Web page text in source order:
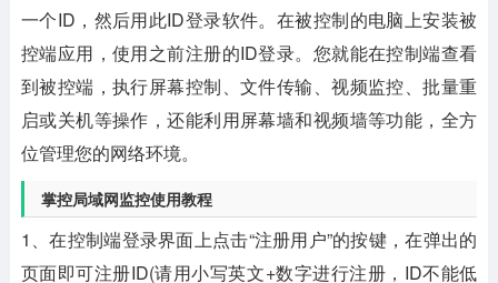
一个ID，然后用此ID登录软件。在被控制的电脑上安装被
控端应用，使用之前注册的ID登录。您就能在控制端查看
到被控端，执行屏幕控制、文件传输、视频监控、批量重
启或关机等操作，还能利用屏幕墙和视频墙等功能，全方
位管理您的网络环境。
掌控局域网监控使用教程
1、在控制端登录界面上点击“注册用户”的按键，在弹出的
页面即可注册ID(请用小写英文+数字进行注册，ID不能低